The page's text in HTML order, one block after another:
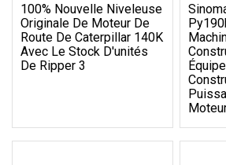
100% Nouvelle Niveleuse
Originale De Moteur De
Route De Caterpillar 140K
Avec Le Stock D'unités
De Ripper 3